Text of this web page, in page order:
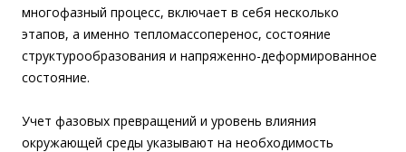
многофазный процесс, включает в себя несколько
этапов, а именно тепломассоперенос, состояние
структурообразования и напряженно-деформированное
состояние.
Учет фазовых превращений и уровень влияния
окружающей среды указывают на необходимость